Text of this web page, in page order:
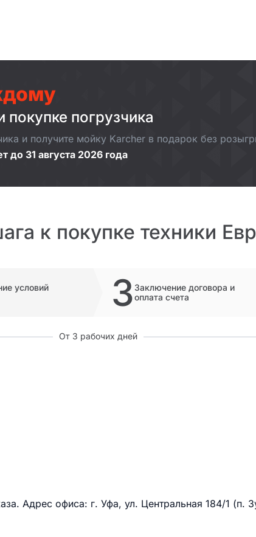
погрузчика
и получите мойку Karcher в подарок без
до 31 августа 2026 года
к покупке техники
условий
3 Заключение договора и
оплата счета
От 3 рабочих дней
Адрес офиса: г. Уфа, ул. Центральная 184/1 (п.